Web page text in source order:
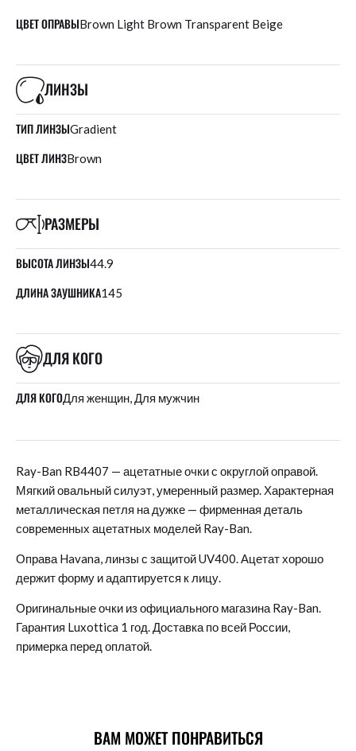
ЦВЕТ ОПРАВЫBrown Light Brown Transparent Beige
ЛИНЗЫ
ТИП ЛИНЗЫGradient
ЦВЕТ ЛИНЗBrown
РАЗМЕРЫ
ВЫСОТА ЛИНЗЫ44.9
ДЛИНА ЗАУШНИКА145
ДЛЯ КОГО
ДЛЯ КОГОДля женщин, Для мужчин
Ray-Ban RB4407 — ацетатные очки с округлой оправой.
Мягкий овальный силуэт, умеренный размер. Характерная
металлическая петля на дужке — фирменная деталь
современных ацетатных моделей Ray-Ban.
Оправа Havana, линзы с защитой UV400. Ацетат хорошо
держит форму и адаптируется к лицу.
Оригинальные очки из официального магазина Ray-Ban.
Гарантия Luxottica 1 год. Доставка по всей России,
примерка перед оплатой.
ВАМ МОЖЕТ ПОНРАВИТЬСЯ